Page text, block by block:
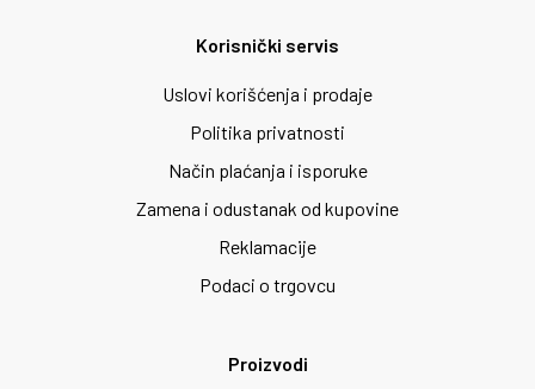
Korisnički servis
Uslovi korišćenja i prodaje
Politika privatnosti
Način plaćanja i isporuke
Zamena i odustanak od kupovine
Reklamacije
Podaci o trgovcu
Proizvodi